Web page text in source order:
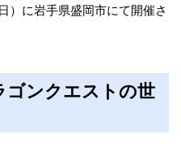
）に岩手県盛岡市にて開催さ
ゴンクエストの世